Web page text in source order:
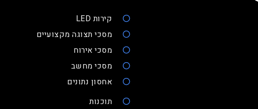
קירות LED
מסכי תצוגה מקצועיים
מסכי אירוח
מסכי מחשב
אחסון נתונים
תוכנות